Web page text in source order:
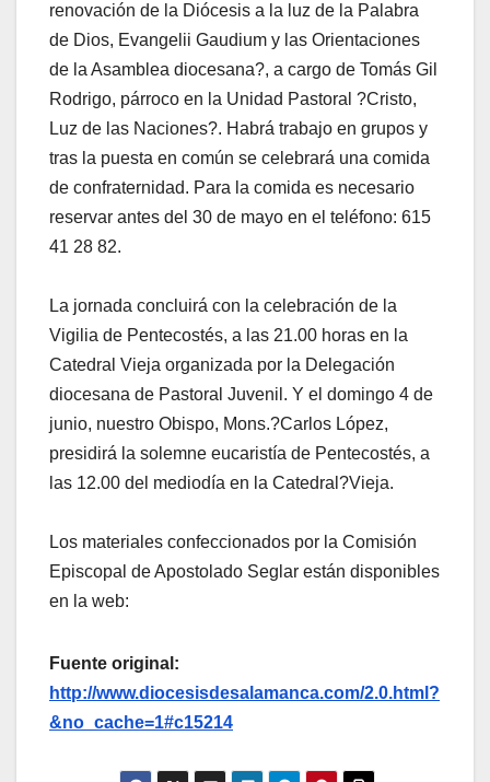
renovación de la Diócesis a la luz de la Palabra
de Dios, Evangelii Gaudium y las Orientaciones
de la Asamblea diocesana?, a cargo de Tomás Gil
Rodrigo, párroco en la Unidad Pastoral ?Cristo,
Luz de las Naciones?. Habrá trabajo en grupos y
tras la puesta en común se celebrará una comida
de confraternidad. Para la comida es necesario
reservar antes del 30 de mayo en el teléfono: 615
41 28 82.
La jornada concluirá con la celebración de la
Vigilia de Pentecostés, a las 21.00 horas en la
Catedral Vieja organizada por la Delegación
diocesana de Pastoral Juvenil. Y el domingo 4 de
junio, nuestro Obispo, Mons.?Carlos López,
presidirá la solemne eucaristía de Pentecostés, a
las 12.00 del mediodía en la Catedral?Vieja.
Los materiales confeccionados por la Comisión
Episcopal de Apostolado Seglar están disponibles
en la web:
Fuente original:
http://www.diocesisdesalamanca.com/2.0.html?
&no_cache=1#c15214